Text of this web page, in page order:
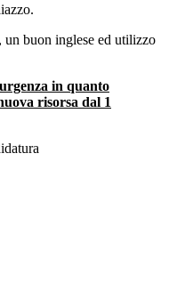
buon inglese ed utilizzo
in quanto
risorsa dal 1